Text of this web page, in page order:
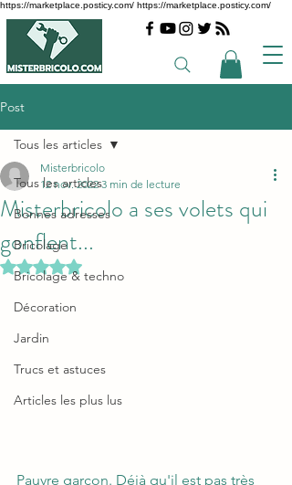
https://marketplace.posticy.com/ https://marketplace.posticy.com/
Post
Tous les articles
Bonnes adresses
Bricolage
Bricolage & techno
Décoration
Jardin
Trucs et astuces
Articles les plus lus
Tous les articles
Misterbricolo a ses volets qui
gonflent...
Misterbricolo
12 nov. 2022 3 min de lecture
Noté NaN étoiles sur 5.
Pauvre garçon. Déjà qu'il est pas très